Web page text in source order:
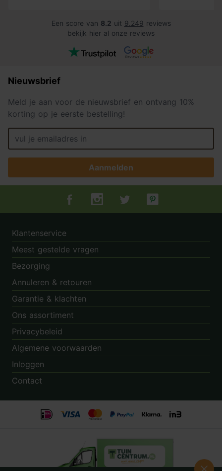
Een score van 8.2 uit 9.249 reviews
bekijk hier al onze reviews
Nieuwsbrief
Meld je aan voor de nieuwsbrief en ontvang 10%
korting op je eerste bestelling!
Aanmelden
Tuincentrum.nl op Facebook
Tuincentrum.nl op Instagram
Tuincentrum.nl op Twitter
Tuincentrum.nl op
Klantenservice
Meest gestelde vragen
Bezorging
Annuleren & retouren
Garantie & klachten
Ons assortiment
Privacybeleid
Algemene voorwaarden
Inloggen
Contact